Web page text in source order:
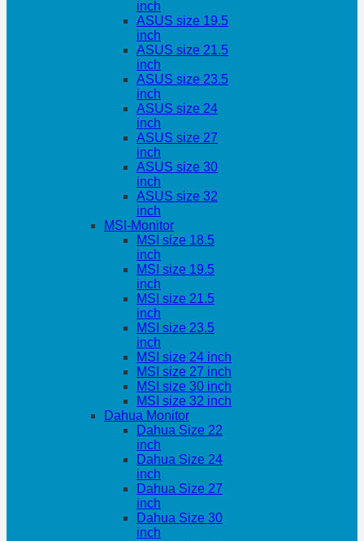
inch
ASUS size 19.5
inch
ASUS size 21.5
inch
ASUS size 23.5
inch
ASUS size 24
inch
ASUS size 27
inch
ASUS size 30
inch
ASUS size 32
inch
MSI-Monitor
MSI size 18.5
inch
MSI size 19.5
inch
MSI size 21.5
inch
MSI size 23.5
inch
MSI size 24 inch
MSI size 27 inch
MSI size 30 inch
MSI size 32 inch
Dahua Monitor
Dahua Size 22
inch
Dahua Size 24
inch
Dahua Size 27
inch
Dahua Size 30
inch